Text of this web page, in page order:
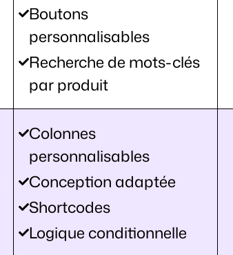
Boutons
personnalisables
Recherche de mots-clés
par produit
Colonnes
personnalisables
Conception adaptée
Shortcodes
Logique conditionnelle